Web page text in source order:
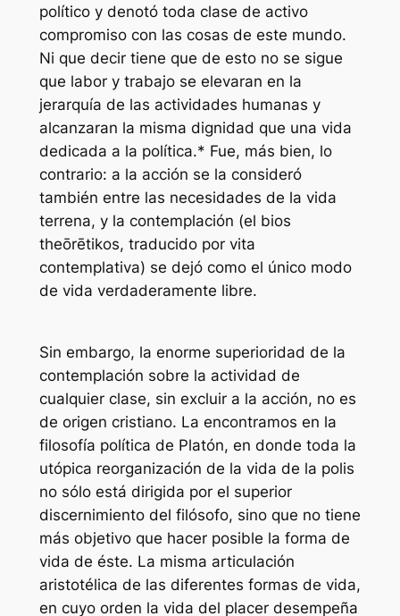
político y denotó toda clase de activo
compromiso con las cosas de este mundo.
Ni que decir tiene que de esto no se sigue
que labor y trabajo se elevaran en la
jerarquía de las actividades humanas y
alcanzaran la misma dignidad que una vida
dedicada a la política.* Fue, más bien, lo
contrario: a la acción se la consideró
también entre las necesidades de la vida
terrena, y la contemplación (el bios
theōrētikos, traducido por vita
contemplativa) se dejó como el único modo
de vida verdaderamente libre.
Sin embargo, la enorme superioridad de la
contemplación sobre la actividad de
cualquier clase, sin excluir a la acción, no es
de origen cristiano. La encontramos en la
filosofía política de Platón, en donde toda la
utópica reorganización de la vida de la polis
no sólo está dirigida por el superior
discernimiento del filósofo, sino que no tiene
más objetivo que hacer posible la forma de
vida de éste. La misma articulación
aristotélica de las diferentes formas de vida,
en cuyo orden la vida del placer desempeña